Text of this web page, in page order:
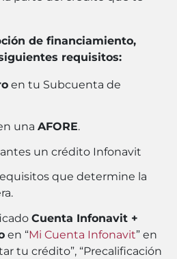
de financiamiento,
requisitos:
en tu Subcuenta de
una AFORE.
un crédito Infonavit
que determine la
Cuenta Infonavit +
en “Mi Cuenta Infonavit” en
tu crédito”, “Precalificación